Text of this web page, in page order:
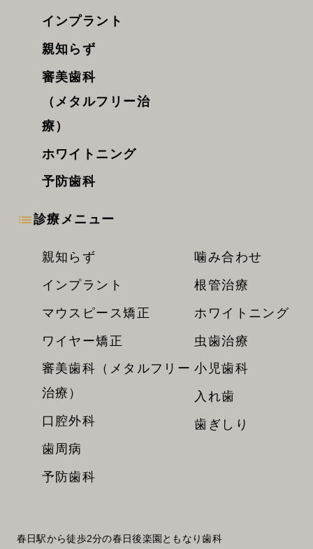
インプラント
親知らず
審美歯科
（メタルフリー治
療）
ホワイトニング
予防歯科
診療メニュー
親知らず
インプラント
マウスピース矯正
ワイヤー矯正
審美歯科（メタルフリー
治療）
口腔外科
歯周病
予防歯科
噛み合わせ
根管治療
ホワイトニング
虫歯治療
小児歯科
入れ歯
歯ぎしり
春日駅から徒歩2分の春日後楽園ともなり歯科